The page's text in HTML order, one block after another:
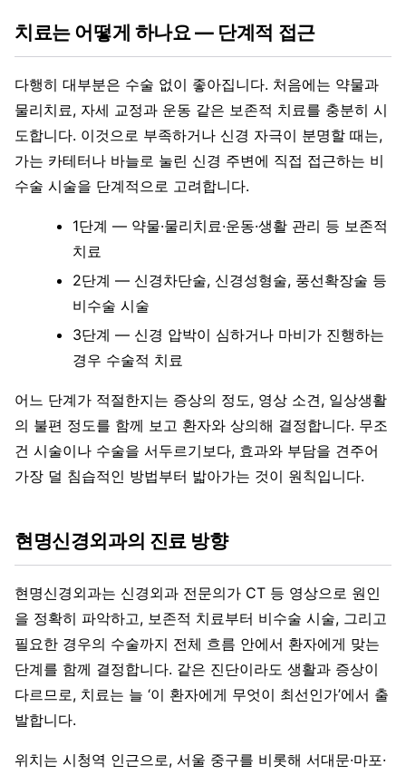
치료는 어떻게 하나요 — 단계적 접근
다행히 대부분은 수술 없이 좋아집니다. 처음에는 약물과
물리치료, 자세 교정과 운동 같은 보존적 치료를 충분히 시
도합니다. 이것으로 부족하거나 신경 자극이 분명할 때는,
가는 카테터나 바늘로 눌린 신경 주변에 직접 접근하는 비
수술 시술을 단계적으로 고려합니다.
1단계 — 약물·물리치료·운동·생활 관리 등 보존적
치료
2단계 — 신경차단술, 신경성형술, 풍선확장술 등
비수술 시술
3단계 — 신경 압박이 심하거나 마비가 진행하는
경우 수술적 치료
어느 단계가 적절한지는 증상의 정도, 영상 소견, 일상생활
의 불편 정도를 함께 보고 환자와 상의해 결정합니다. 무조
건 시술이나 수술을 서두르기보다, 효과와 부담을 견주어
가장 덜 침습적인 방법부터 밟아가는 것이 원칙입니다.
현명신경외과의 진료 방향
현명신경외과는 신경외과 전문의가 CT 등 영상으로 원인
을 정확히 파악하고, 보존적 치료부터 비수술 시술, 그리고
필요한 경우의 수술까지 전체 흐름 안에서 환자에게 맞는
단계를 함께 결정합니다. 같은 진단이라도 생활과 증상이
다르므로, 치료는 늘 ‘이 환자에게 무엇이 최선인가’에서 출
발합니다.
위치는 시청역 인근으로, 서울 중구를 비롯해 서대문·마포·